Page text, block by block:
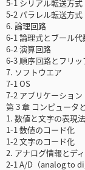
5-1 シリアル転送方式
5-2 パラレル転送方式
6. 論理回路
6-1 論理式とブール代
6-2 演算回路
6-3 順序回路とフリ
7. ソフトウエア
7-1 OS
7-2 アプリケーション
第３章 コンピュータ
1. 数値と文字の表現法
1-1 数値のコード化
1-2 文字のコード化
2. アナログ情報とデ
2-1 A/D（analog to